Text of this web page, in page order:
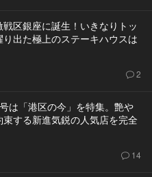
戦区銀座に誕生！いきなりトッ
り出た極上のステーキハウスは
2
は「港区の今」を特集。艶や
束する新進気鋭の人気店を完全
14